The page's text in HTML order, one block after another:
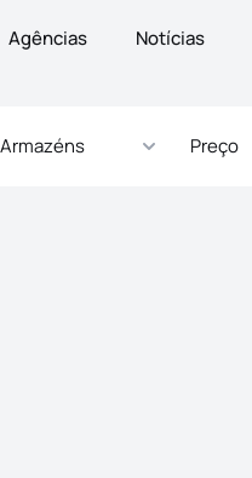
Agências Notícias
Armazéns Preço